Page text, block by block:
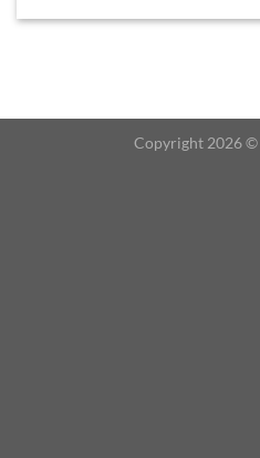
Copyright 2026 ©